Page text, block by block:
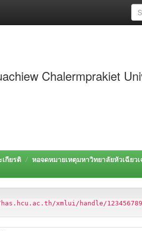
Chalermprakiet
กียรติ
หอจดหมายเหตุมหาวิทยาลัยหัวเฉียว
xmlui/handle/